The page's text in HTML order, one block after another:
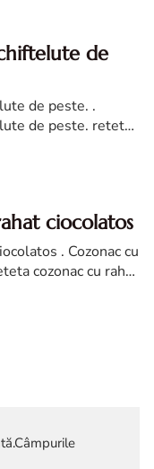
de
de peste. .
de peste. reteta
ciocolatos
. Cozonac cu
cozonac cu rahat
Câmpurile